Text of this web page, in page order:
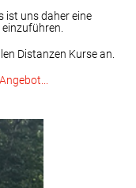
ist uns daher eine
Distanzen Kurse an.